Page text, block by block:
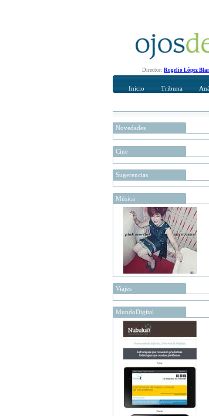
Director: Rogelio López
Inicio Tribuna
Novedades
Cine
Sugerencias
Música
Viajes
MundoDigital